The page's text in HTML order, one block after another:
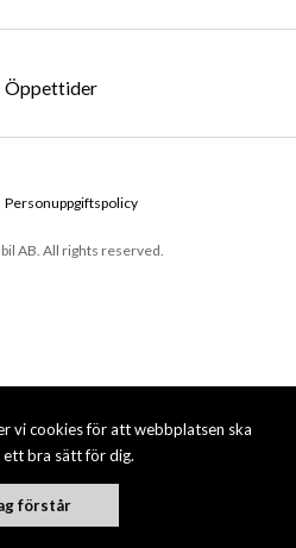
vi cookies för att webbplatsen ska
ett bra sätt för dig.
förstår
Öppettider
AB. All rights reserved.
Personuppgiftspolicy